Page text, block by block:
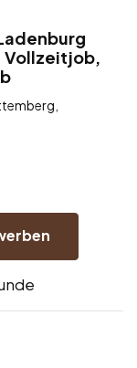
Vollzeitjob,